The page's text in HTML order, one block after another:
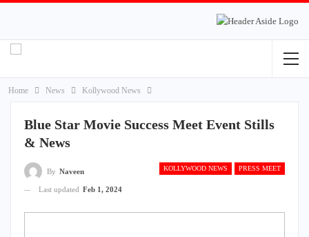
Home News Kollywood News
Blue Star Movie Success Meet Event Stills
& News
KOLLYWOOD NEWS PRESS MEET
By Naveen
Last updated Feb 1, 2024